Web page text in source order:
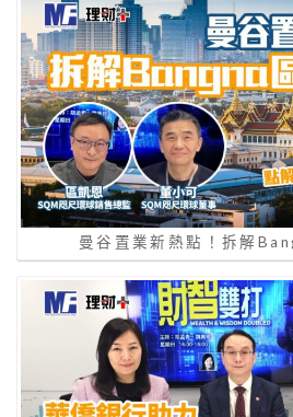
曼谷置業新熱點！拆解